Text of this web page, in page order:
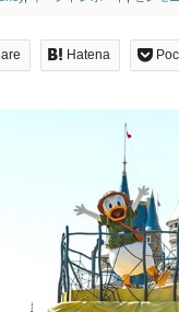
Hatena